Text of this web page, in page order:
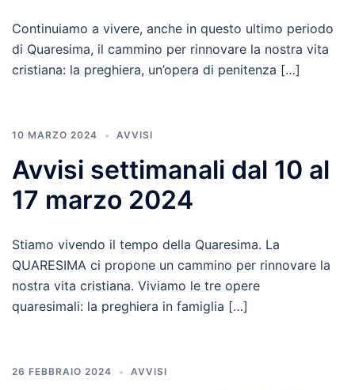
Continuiamo a vivere, anche in questo ultimo periodo
di Quaresima, il cammino per rinnovare la nostra vita
cristiana: la preghiera, un’opera di penitenza […]
10 MARZO 2024 AVVISI
Avvisi settimanali dal 10 al
17 marzo 2024
Stiamo vivendo il tempo della Quaresima. La
QUARESIMA ci propone un cammino per rinnovare la
nostra vita cristiana. Viviamo le tre opere
quaresimali: la preghiera in famiglia […]
26 FEBBRAIO 2024 AVVISI